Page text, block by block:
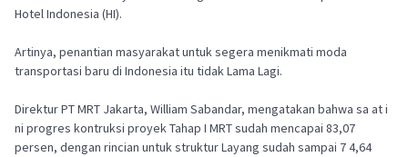
Hotel Indonesia (HI).
Artinya, penantian masyarakat untuk segera menikmati moda
transportasi baru di Indonesia itu tidak Lama Lagi.
Direktur PT MRT Jakarta, William Sabandar, mengatakan bahwa sa at i
ni progres kontruksi proyek Tahap I MRT sudah mencapai 83,07
persen, dengan rincian untuk struktur Layang sudah sampai 7 4,64